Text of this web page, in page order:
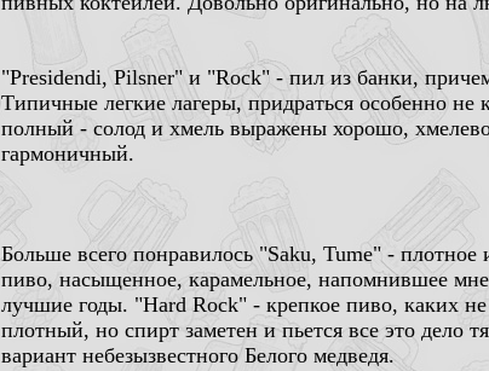
"Presidendi, Pilsner" и "Rock" - пил из банки,
Типичные легкие лагеры, придраться особенно не
полный - солод и хмель выражены хорошо,
гармоничный.
Больше всего понравилось "Saku, Tume" - плотное
пиво, насыщенное, карамельное, напомнившее
лучшие годы. "Hard Rock" - крепкое пиво, каких
плотный, но спирт заметен и пьется все это дело
вариант небезызвестного Белого медведя.